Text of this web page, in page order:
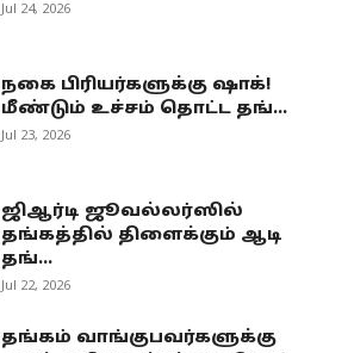
Jul 24, 2026
நகை பிரியர்களுக்கு ஷாக்!
மீண்டும் உச்சம் தொட்ட தங்...
Jul 23, 2026
ஜிஆர்டி ஜூவல்லர்ஸில்
தங்கத்தில் திளைக்கும் ஆடி
தங்...
Jul 22, 2026
தங்கம் வாங்குபவர்களுக்கு